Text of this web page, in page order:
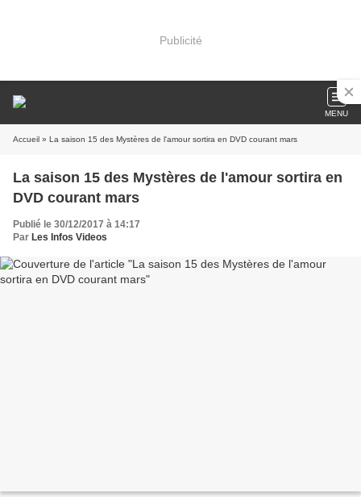
Publicité
MENU
Accueil » La saison 15 des Mystères de l'amour sortira en DVD courant mars
La saison 15 des Mystères de l'amour sortira en
DVD courant mars
Publié le 30/12/2017 à 14:17
Par Les Infos Videos